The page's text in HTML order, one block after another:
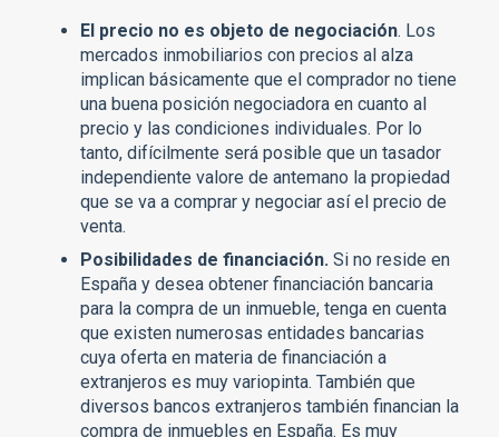
El precio no es objeto de negociación. Los
mercados inmobiliarios con precios al alza
implican básicamente que el comprador no tiene
una buena posición negociadora en cuanto al
precio y las condiciones individuales. Por lo
tanto, difícilmente será posible que un tasador
independiente valore de antemano la propiedad
que se va a comprar y negociar así el precio de
venta.
Posibilidades de financiación. Si no reside en
España y desea obtener financiación bancaria
para la compra de un inmueble, tenga en cuenta
que existen numerosas entidades bancarias
cuya oferta en materia de financiación a
extranjeros es muy variopinta. También que
diversos bancos extranjeros también financian la
compra de inmuebles en España. Es muy